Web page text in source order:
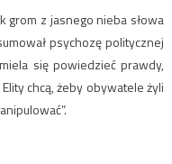
grom z jasnego nieba słowa
psychozę politycznej
się powiedzieć prawdy,
chcą, żeby obywatele żyli